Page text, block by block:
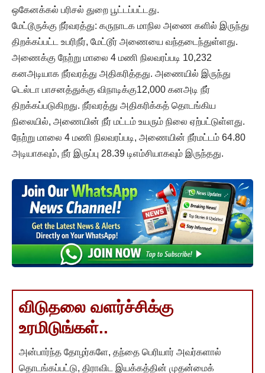
ஒகேனக்கல் பரிசல் துறை பூட்டப்பட்டது.
மேட்டூருக்கு நீர்வரத்து: கருநாடக மாநில அணை களில் இருந்து
திறக்கப்பட்ட உபரிநீர், மேட்டூர் அணையை வந்தடைந்துள்ளது.
அணைக்கு நேற்று மாலை 4 மணி நிலவரப்படி 10,232
கனஅடியாக நீர்வரத்து அதிகரித்தது. அணையில் இருந்து
டெல்டா பாசனத்துக்கு விநாடிக்கு12,000 கனஅடி நீர்
திறக்கப்படுகிறது. நீர்வரத்து அதிகரிக்கத் தொடங்கிய
நிலையில், அணையின் நீர் மட்டம் உயரும் நிலை ஏற்பட்டுள்ளது.
நேற்று மாலை 4 மணி நிலவரப்படி, அணையின் நீர்மட்டம் 64.80
அடியாகவும், நீர் இருப்பு 28.39 டிஎம்சியாகவும் இருந்தது.
விடுதலை வளர்ச்சிக்கு
உரமிடுங்கள்..
அன்பார்ந்த தோழர்களே, தந்தை பெரியார் அவர்களால்
தொடங்கப்பட்டு, திராவிட இயக்கத்தின் முதன்மைக்